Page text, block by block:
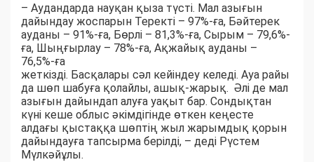
– Аудандарда науқан қыза түсті. Мал азығын
дайындау жоспарын Теректі – 97%-ға, Бәйтерек
ауданы – 91%-ға, Бөрлі – 81,3%-ға, Сырым – 79,6%-
ға, Шыңғырлау – 78%-ға, Ақжайық ауданы –
76,5%-ға
жеткізді. Басқалары сәл кейіндеу келеді. Ауа райы
да шөп шабуға қолайлы, ашық-жарық. Әлі де мал
азығын дайындап алуға уақыт бар. Сондықтан
күні кеше облыс әкімдігінде өткен кеңесте
алдағы қыстаққа шөптің жыл жарымдық қорын
дайындауға тапсырма берілді, – деді Рүстем
Мүлкәйұлы.